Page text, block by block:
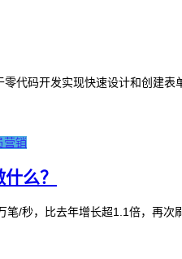
代码开发实现快速设计和创建
营销
么？
/秒，比去年增长超1.1倍，再次